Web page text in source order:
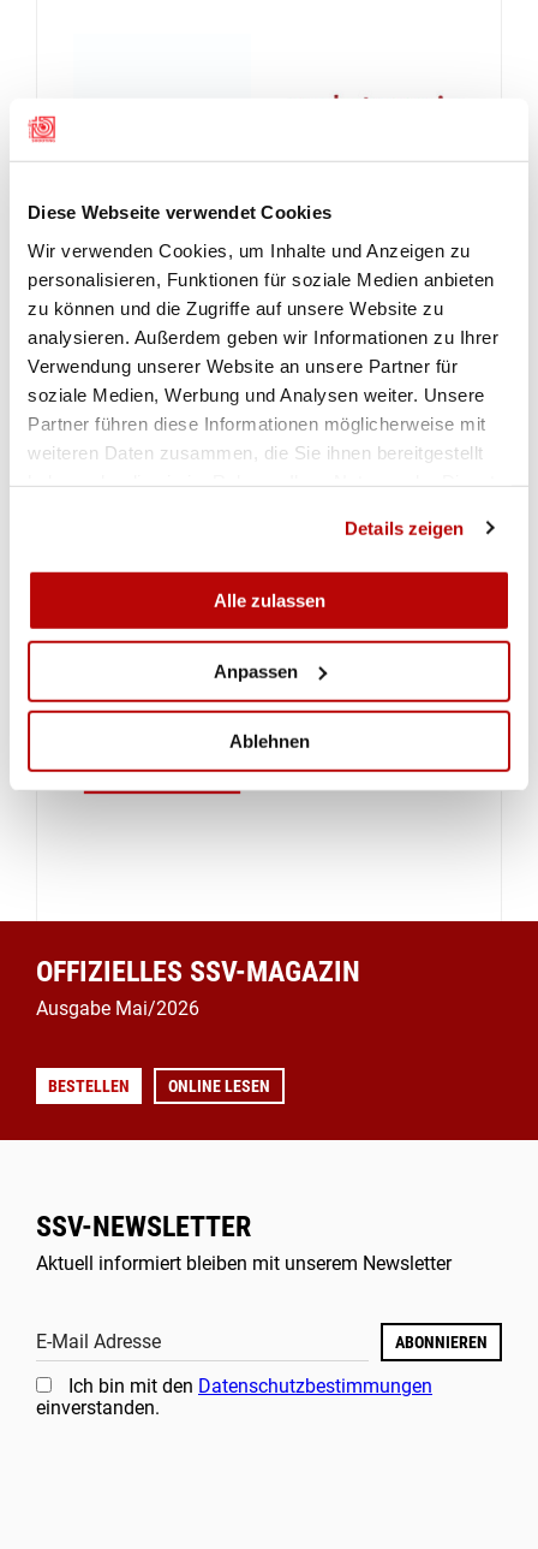
Diese Webseite verwendet Cookies
Wir verwenden Cookies, um Inhalte und Anzeigen zu
personalisieren, Funktionen für soziale Medien anbieten
zu können und die Zugriffe auf unsere Website zu
analysieren. Außerdem geben wir Informationen zu Ihrer
Verwendung unserer Website an unsere Partner für
soziale Medien, Werbung und Analysen weiter. Unsere
Partner führen diese Informationen möglicherweise mit
weiteren Daten zusammen, die Sie ihnen bereitgestellt
Details zeigen
Alle zulassen
Anpassen
Ablehnen
OFFIZIELLES SSV-MAGAZIN
Ausgabe Mai/2026
BESTELLEN ONLINE LESEN
SSV-NEWSLETTER
Aktuell informiert bleiben mit unserem Newsletter
E-Mail Adresse ABONNIEREN
Ich bin mit den Datenschutzbestimmungen
einverstanden.